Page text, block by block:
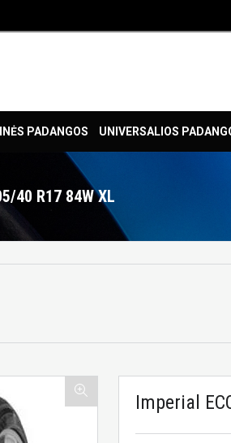
PADANGOS UNIVERSALIOS
40 R17 84W XL
Imperial